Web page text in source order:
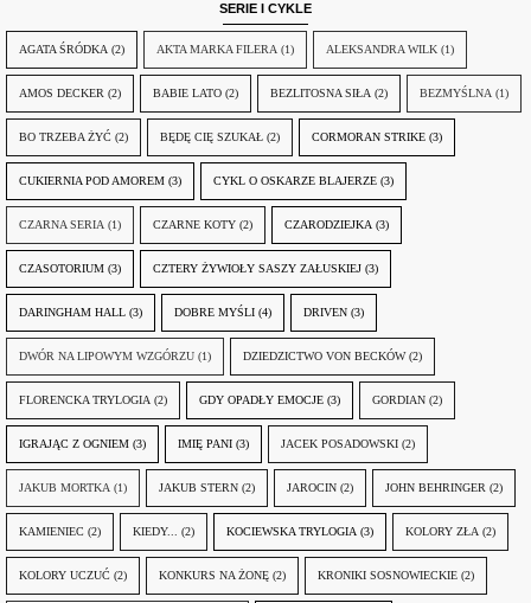
SERIE I CYKLE
AGATA ŚRÓDKA (2) AKTA MARKA FILERA (1) ALEKSANDRA WILK (1)
AMOS DECKER (2) BABIE LATO (2) BEZLITOSNA SIŁA (2) BEZMYŚLNA (1)
BO TRZEBA ŻYĆ (2) BĘDĘ CIĘ SZUKAŁ (2) CORMORAN STRIKE (3)
CUKIERNIA POD AMOREM (3) CYKL O OSKARZE BLAJERZE (3)
CZARNA SERIA (1) CZARNE KOTY (2) CZARODZIEJKA (3)
CZASOTORIUM (3) CZTERY ŻYWIOŁY SASZY ZAŁUSKIEJ (3)
DARINGHAM HALL (3) DOBRE MYŚLI (4) DRIVEN (3)
DWÓR NA LIPOWYM WZGÓRZU (1) DZIEDZICTWO VON BECKÓW (2)
FLORENCKA TRYLOGIA (2) GDY OPADŁY EMOCJE (3) GORDIAN (2)
IGRAJĄC Z OGNIEM (3) IMIĘ PANI (3) JACEK POSADOWSKI (2)
JAKUB MORTKA (1) JAKUB STERN (2) JAROCIN (2) JOHN BEHRINGER (2)
KAMIENIEC (2) KIEDY... (2) KOCIEWSKA TRYLOGIA (3) KOLORY ZŁA (2)
KOLORY UCZUĆ (2) KONKURS NA ŻONĘ (2) KRONIKI SOSNOWIECKIE (2)